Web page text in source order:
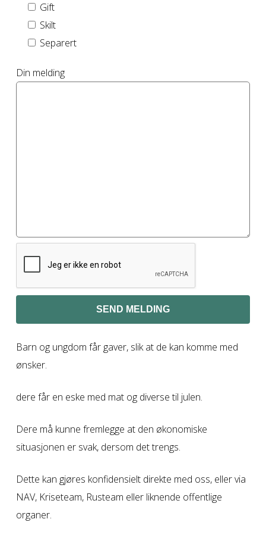
Gift
Skilt
Separert
Din melding
Barn og ungdom får gaver, slik at de kan komme med
ønsker.
dere får en eske med mat og diverse til julen.
Dere må kunne fremlegge at den økonomiske
situasjonen er svak, dersom det trengs.
Dette kan gjøres konfidensielt direkte med oss, eller via
NAV, Kriseteam, Rusteam eller liknende offentlige
organer.